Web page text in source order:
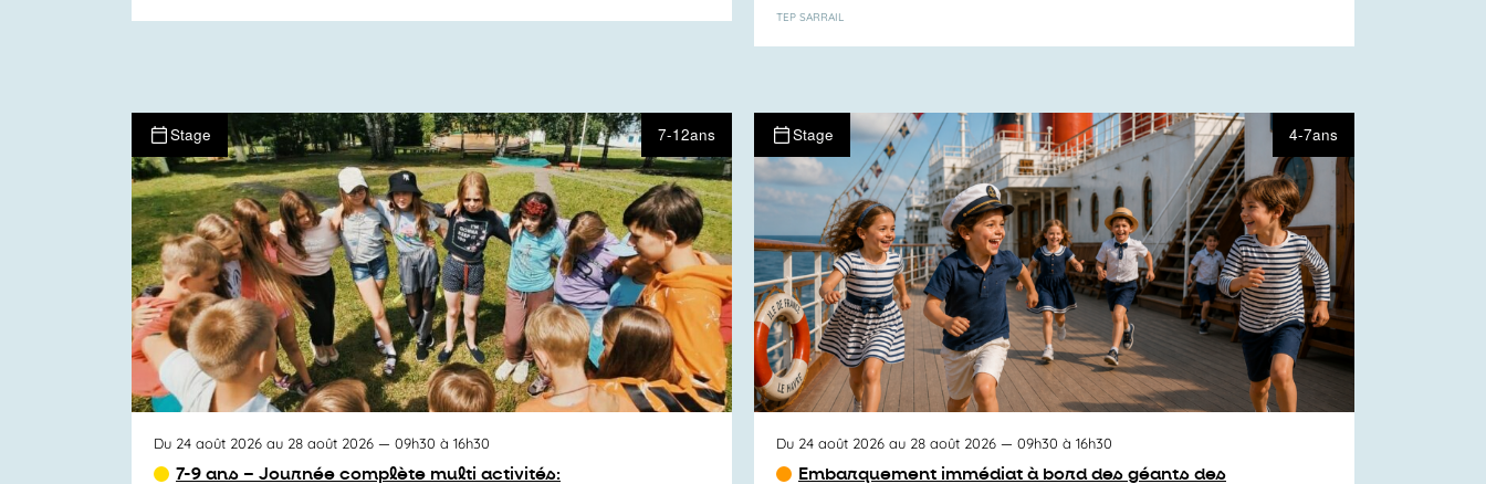
TEP SARRAIL
Stage 7-12ans
Du 24 août 2026 au 28 août 2026 — 09h30 à 16h30
7-9 ans – Journée complète multi activités:
Stage 4-7ans
Du 24 août 2026 au 28 août 2026— 09h30 à 16h30
Embarquement immédiat à bord des géants des